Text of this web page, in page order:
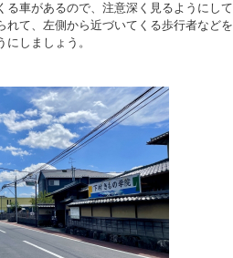
る車があるので、注意深く見るようにし
れて、左側から近づいてくる歩行者など
しましょう。